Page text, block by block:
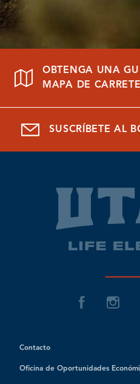
OBTENGA UNA
MAPA DE
SUSCRÍBETE AL
Contacto
Oficina de Oportunidades